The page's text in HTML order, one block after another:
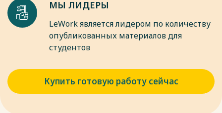
МЫ ЛИДЕРЫ
LeWork является лидером по количеству
опубликованных материалов для
студентов
Купить готовую работу сейчас